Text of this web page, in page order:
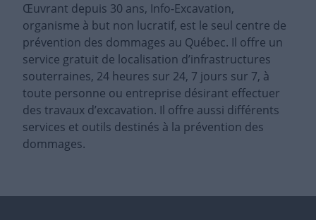
Œuvrant depuis 30 ans, Info-Excavation,
organisme à but non lucratif, est le seul centre de
prévention des dommages au Québec. Il offre un
service gratuit de localisation d’infrastructures
souterraines, 24 heures sur 24, 7 jours sur 7, à
toute personne ou entreprise désirant effectuer
des travaux d’excavation. Il offre aussi différents
services et outils destinés à la prévention des
dommages.